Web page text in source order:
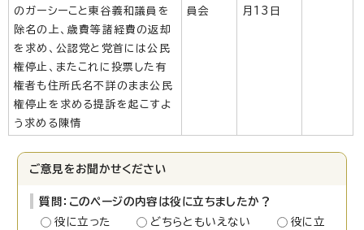
のガーシーこと東谷義和議員を
除名の上、歳費等諸経費の返却
を求め、公認党と党首には公民
権停止、またこれに投票した有
権者も住所氏名不詳のまま公民
権停止を求める提訴を起こすよ
う求める陳情
員会
月13日
ご意見をお聞かせください
質問：このページの内容は役に立ちましたか？
役に立った
どちらともいえない
役に立